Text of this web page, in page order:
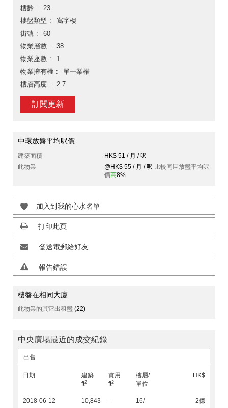
樓齡
23
樓盤類型
寫字樓
街號
60
物業層數
38
物業座數
1
物業擁有權
單一業權
樓層高度
2.7
訂閱更新
中環放盤平均呎價
建築面積
HK$ 51 / 月 / 呎
此物業
@HK$ 55 / 月 / 呎 比較同區放盤平均呎
價高8%
加入到我的心水名單
打印此頁
發送電郵給好友
報告錯誤
樓盤在相同大廈
此物業的其它出租盤 (22)
中央廣場最近的成交紀錄
出售
日期
建築
ft2
實用
ft2
樓層/
單位
HK$
2018-06-12 10,843 - 16/-
2億